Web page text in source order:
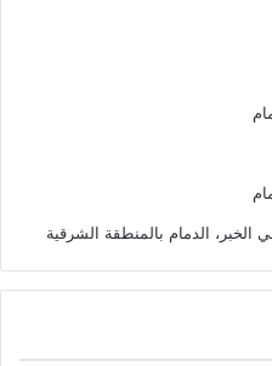
الدمام بالمنطقة الشرقية